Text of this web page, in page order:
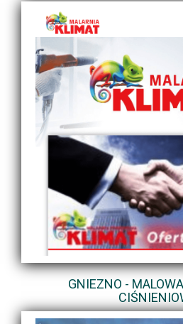
GNIEZNO -